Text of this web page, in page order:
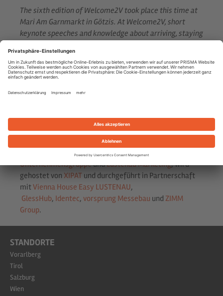
The sixth edition of Welcome2V took place this time at
Mari Am Garnmarkt in Götzis. At Welcome2V, short
keynote speeches and knowledge about arriving, staying
expats to get to know Vorarlberg and its people better
and to continue networking. At Welcome2V #6, life
stories and success stories were told in a convivial
atmosphere and then talked about arriving in
partnerships
Welcome2V ist eine Initiative derPRISMA
UnternehmensgruppeundLustenau Marketing, wird
gehostet von XIPAT und durchgeführt in Partnerschaft
mitVienna House Easy LUSTENAU,
GlessHub, Identec, vorsprung Messebau und ZIMM
Group.
STANDORTE
Vorarlberg
Tirol
Salzburg
Wien